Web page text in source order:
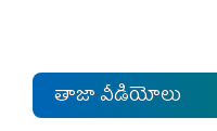
తాజా వీడియోలు